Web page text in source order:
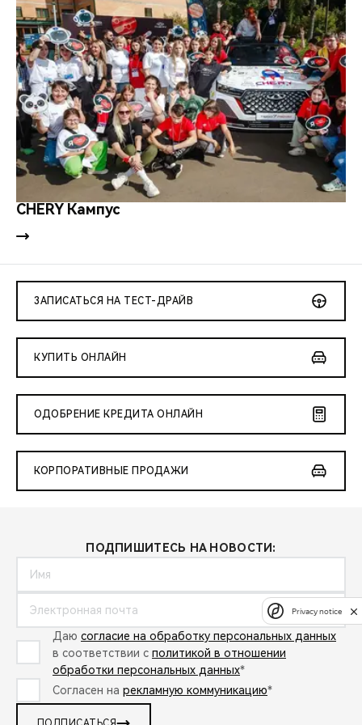
CHERY Кампус
ЗАПИСАТЬСЯ НА ТЕСТ-ДРАЙВ
КУПИТЬ ОНЛАЙН
ОДОБРЕНИЕ КРЕДИТА ОНЛАЙН
КОРПОРАТИВНЫЕ ПРОДАЖИ
ПОДПИШИТЕСЬ НА НОВОСТИ:
Даю согласие на обработку персональных данных
в соответствии с политикой в отношении
обработки персональных данных*
Согласен на рекламную коммуникацию*
Privacy notice